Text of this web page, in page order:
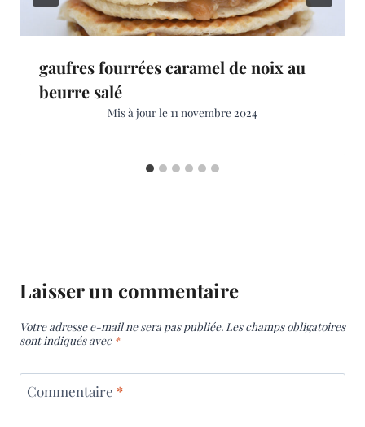
gaufres fourrées caramel de noix au
beurre salé
Mis à jour le 11 novembre 2024
Laisser un commentaire
Votre adresse e-mail ne sera pas publiée. Les champs obligatoires
sont indiqués avec *
Commentaire *